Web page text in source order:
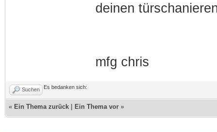
deinen
mfg chris
Suchen Es bedanken sich:
« Ein Thema zurück Ein Thema vor »